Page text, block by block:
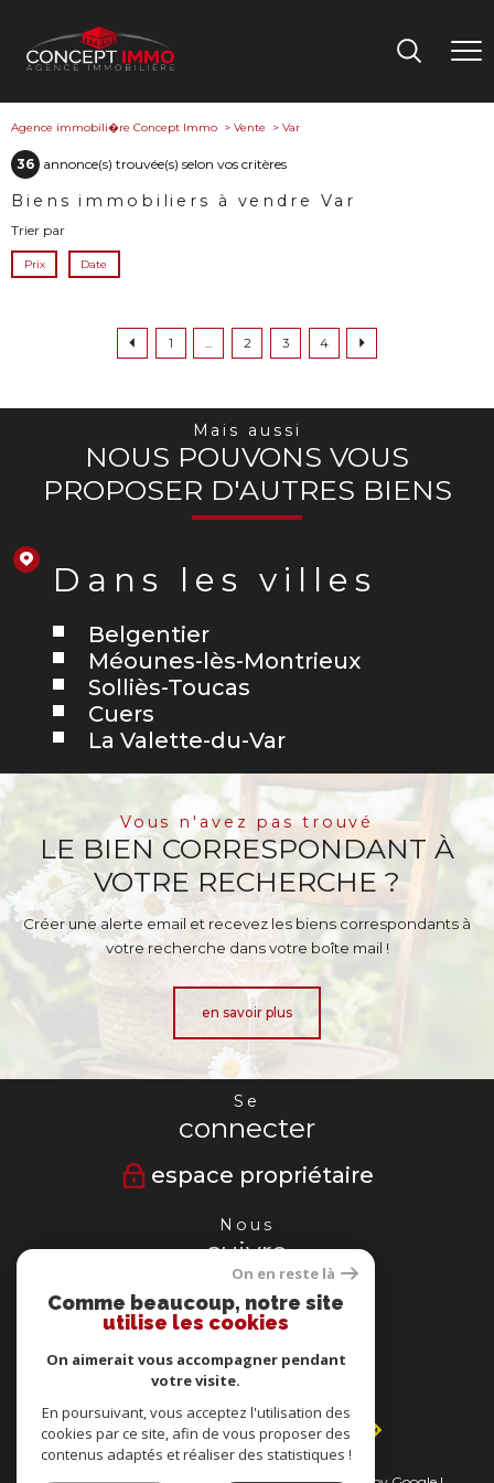
Agence immobili�re Concept Immo Vente Var
36 annonce(s) trouvée(s) selon vos critères
Biens immobiliers à vendre Var
Trier par
Prix Date
1 2 3 4
Mais aussi
NOUS POUVONS VOUS
PROPOSER D'AUTRES BIENS
Dans les villes
Belgentier
Méounes-lès-Montrieux
Solliès-Toucas
Cuers
La Valette-du-Var
Vous n'avez pas trouvé
LE BIEN CORRESPONDANT À
VOTRE RECHERCHE ?
Créer une alerte email et recevez les biens correspondants à
votre recherche dans votre boîte mail !
en savoir plus
Se
connecter
espace propriétaire
Nous
suivre
Nous
adhérons
On en reste là
Comme beaucoup, notre site
utilise les cookies
On aimerait vous accompagner pendant
votre visite.
En poursuivant, vous acceptez l'utilisation des
cookies par ce site, afin de vous proposer des
contenus adaptés et réaliser des statistiques !